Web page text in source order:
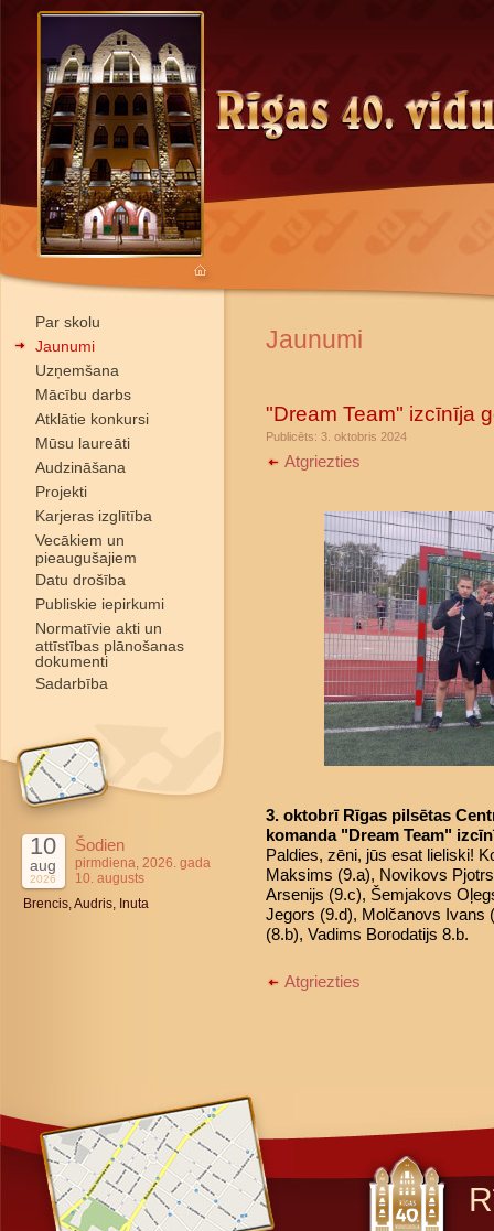
Par skolu
Jaunumi
Uzņemšana
Mācību darbs
Atklātie konkursi
Mūsu laureāti
Audzināšana
Projekti
Karjeras izglītība
Vecākiem un
pieaugušajiem
Datu drošība
Publiskie iepirkumi
Normatīvie akti un
attīstības plānošanas
dokumenti
Sadarbība
10
aug
2026
Šodien
pirmdiena, 2026. gada
10. augusts
Brencis, Audris, Inuta
Jaunumi
"Dream Team" izcīnīja
Publicēts: 3. oktobris 2024
Atgriezties
3. oktobrī Rīgas pilsētas
komanda "Dream Team"
Paldies, zēni, jūs esat lieliski!
Maksims (9.a), Novikovs
Arsenijs (9.c), Šemjakovs
Jegors (9.d), Molčanovs Ivans
(8.b), Vadims Borodatijs 8.b.
Atgriezties